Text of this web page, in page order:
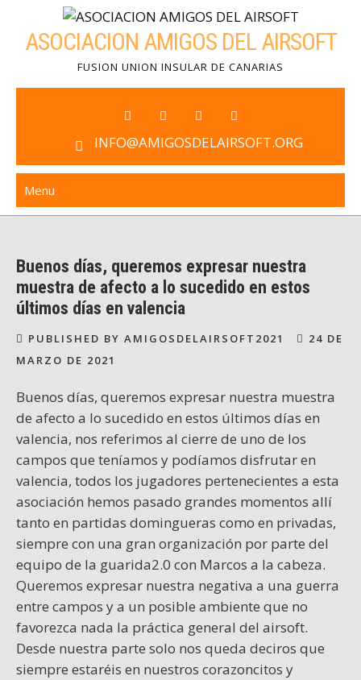
contentASOCIACION AMIGOS DEL AIRSOFT
FUSION UNION INSULAR DE CANARIAS
INFO@AMIGOSDELAIRSOFT.ORG
Menu
Buenos días, queremos expresar nuestra
muestra de afecto a lo sucedido en estos
últimos días en valencia
PUBLISHED BY AMIGOSDELAIRSOFT2021
24 DE
MARZO DE 2021
Buenos días, queremos expresar nuestra muestra
de afecto a lo sucedido en estos últimos días en
valencia, nos referimos al cierre de uno de los
campos que teníamos y podíamos disfrutar en
valencia, todos los jugadores pertenecientes a esta
asociación hemos pasado grandes momentos allí
tanto en partidas domingueras como en privadas,
siempre con una gran organización por parte del
equipo de la guarida2.0 con Marcos a la cabeza.
Queremos expresar nuestra negativa a una guerra
entre campos y a un posible ambiente que no
favorezca nada la práctica general del airsoft.
Desde nuestra parte solo nos queda deciros que
siempre estaréis en nuestros corazoncitos y